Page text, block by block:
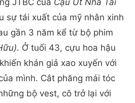
JTBC của Cậu Út Nhà Tài
sự tái xuất của mỹ nhân xinh
gần 3 năm kể từ bộ phim
. Ở tuổi 43, cựu hoa hậu
khán giả xao xuyến với
mình. Cắt phăng mái tóc
bộ vest, cô trở lại với